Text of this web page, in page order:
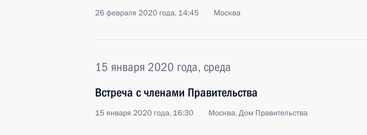
26 февраля 2020 года, 14:45 Москва
15 января 2020 года, среда
Встреча с членами Правительства
15 января 2020 года, 16:30 Москва, Дом Правительства